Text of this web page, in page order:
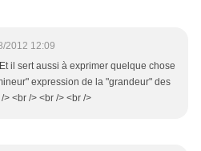
2012 12:09
il sert aussi à exprimer quelque chose
expression de la "grandeur" des
<br /> <br /> <br />